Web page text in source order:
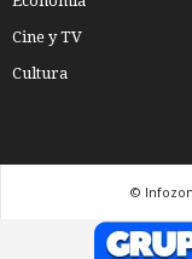
Cine y TV
Cultura
©